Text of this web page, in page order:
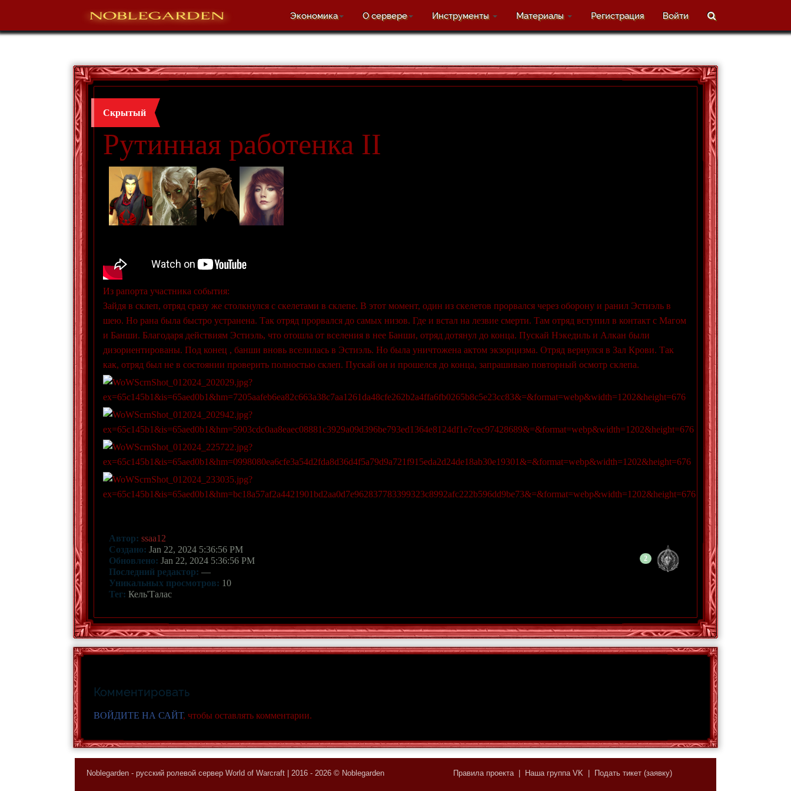
Экономика О сервере Инструменты Материалы Регистрация Войти
Скрытый
Рутинная работенка II
Из рапорта участника события:
Зайдя в склеп, отряд сразу же столкнулся с скелетами в склепе. В этот момент, один из скелетов прорвался через оборону и ранил Эстиэль в
шею. Но рана была быстро устранена. Так отряд прорвался до самых низов. Где и встал на лезвие смерти. Там отряд вступил в контакт с Магом
и Банши. Благодаря действиям Эстиэль, что отошла от вселения в нее Банши, отряд дотянул до конца. Пускай Нэкедиль и Алкан были
дизориентированы. Под конец , банши вновь вселилась в Эстиэль. Но была уничтожена актом экзорцизма. Отряд вернулся в Зал Крови. Так
как, отряд был не в состоянии проверить полностью склеп. Пускай он и прошелся до конца, запрашиваю повторный осмотр склепа.
Автор: ssaa12
Создано: Jan 22, 2024 5:36:56 PM
Обновлено: Jan 22, 2024 5:36:56 PM
Последний редактор: —
Уникальных просмотров: 10
Тег: Кель'Талас
2
Комментировать
ВОЙДИТЕ НА САЙТ, чтобы оставлять комментарии.
Noblegarden - русский ролевой сервер World of Warcraft | 2016 - 2026 © Noblegarden Правила проекта| Наша группа VK| Подать тикет (заявку)